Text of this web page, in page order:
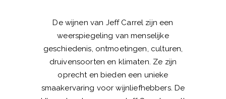
De wijnen van Jeff Carrel zijn een
weerspiegeling van menselijke
geschiedenis, ontmoetingen, culturen,
druivensoorten en klimaten. Ze zijn
oprecht en bieden een unieke
smaakervaring voor wijnliefhebbers. De